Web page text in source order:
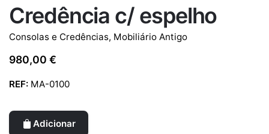
Credência c/ espelho
Consolas e Credências, Mobiliário Antigo
980,00 €
REF: MA-0100
Adicionar